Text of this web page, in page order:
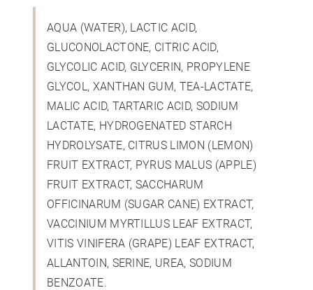
AQUA (WATER), LACTIC ACID,
GLUCONOLACTONE, CITRIC ACID,
GLYCOLIC ACID, GLYCERIN, PROPYLENE
GLYCOL, XANTHAN GUM, TEA-LACTATE,
MALIC ACID, TARTARIC ACID, SODIUM
LACTATE, HYDROGENATED STARCH
HYDROLYSATE, CITRUS LIMON (LEMON)
FRUIT EXTRACT, PYRUS MALUS (APPLE)
FRUIT EXTRACT, SACCHARUM
OFFICINARUM (SUGAR CANE) EXTRACT,
VACCINIUM MYRTILLUS LEAF EXTRACT,
VITIS VINIFERA (GRAPE) LEAF EXTRACT,
ALLANTOIN, SERINE, UREA, SODIUM
BENZOATE.